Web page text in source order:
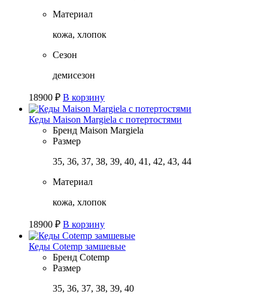
Материал
кожа, хлопок
Сезон
демисезон
18900 ₽ В корзину
Кеды Maison Margiela с потертостями
Бренд Maison Margiela
Размер
35, 36, 37, 38, 39, 40, 41, 42, 43, 44
Материал
кожа, хлопок
18900 ₽ В корзину
Кеды Cotemp замшевые
Бренд Cotemp
Размер
35, 36, 37, 38, 39, 40